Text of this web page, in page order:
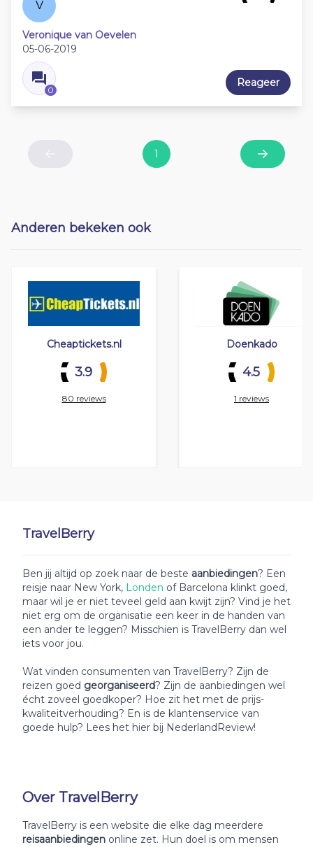
TravelBerry
Ben jij altijd op zoek naar de beste aanbiedingen? Een
reisje naar New York, Londen of Barcelona klinkt goed,
maar wil je er niet teveel geld aan kwijt zijn? Vind je het
niet erg om de organisatie een keer in de handen van
een ander te leggen? Misschien is TravelBerry dan wel
iets voor jou.
Wat vinden consumenten van TravelBerry? Zijn de
reizen goed georganiseerd? Zijn de aanbiedingen wel
écht zoveel goedkoper? Hoe zit het met de prijs-
kwaliteitverhouding? En is de klantenservice van
goede hulp? Lees het hier bij NederlandReview!
Over TravelBerry
TravelBerry is een website die elke dag meerdere
reisaanbiedingen online zet. Hun doel is om mensen
V
Veronique van Oevelen
05-06-2019
0
Reageer
1 Next
Anderen bekeken ook
Cheaptickets.nl
3.9
80 reviews
Doenkado
4.5
1 reviews